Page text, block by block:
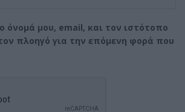
όνομά μου, email, και τον ιστότοπο
πλοηγό για την επόμενη φορά που